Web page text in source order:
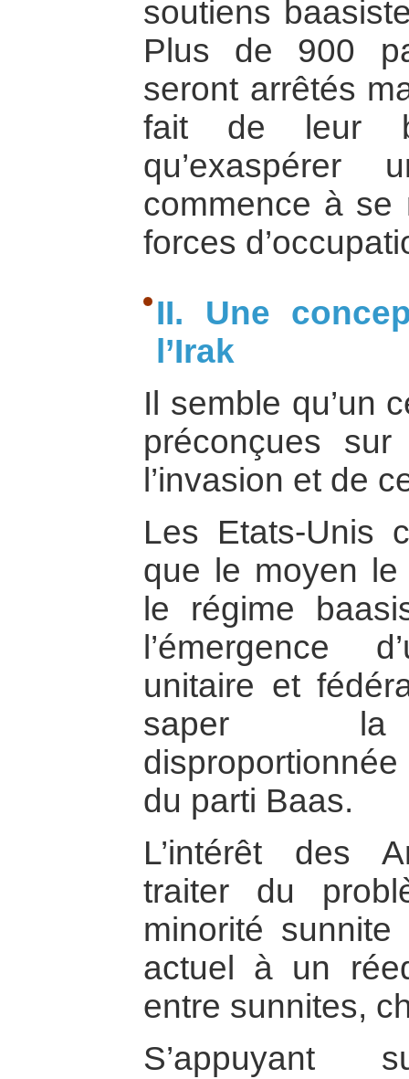
soutiens
Plus de 900
seront arrêtés
fait de leur
qu’exaspérer
commence à se
forces
II. Une
l’Irak
Il semble qu’un
préconçues
l’invasion et de
Les Etats-Unis
que le moyen le
le régime
l’émergence
unitaire et
saper la
du parti Baas.
L’intérêt des
traiter du
minorité
actuel à un
entre sunnites,
S’appuyant